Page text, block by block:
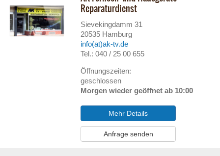
Reparaturdienst
Sievekingdamm 31
20535 Hamburg
info(at)ak-tv.de
Tel.: 040 / 25 00 655
Öffnungszeiten:
geschlossen
Morgen wieder geöffnet ab 10:00
Mehr Details
Anfrage senden